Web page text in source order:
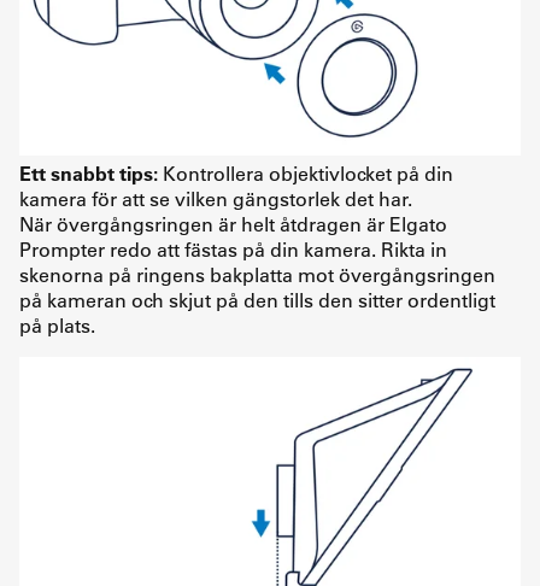
Ett snabbt tips: Kontrollera objektivlocket på din
kamera för att se vilken gängstorlek det har.
När övergångsringen är helt åtdragen är Elgato
Prompter redo att fästas på din kamera. Rikta in
skenorna på ringens bakplatta mot övergångsringen
på kameran och skjut på den tills den sitter ordentligt
på plats.